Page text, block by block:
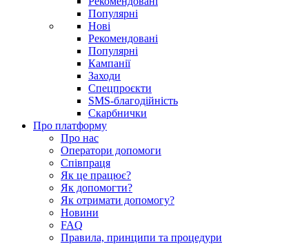
Популярні
Нові
Рекомендовані
Популярні
Кампанії
Заходи
Спецпроєкти
SMS-благодійність
Скарбнички
Про платформу
Про нас
Оператори допомоги
Співпраця
Як це працює?
Як допомогти?
Як отримати допомогу?
Новини
FAQ
Правила, принципи та процедури